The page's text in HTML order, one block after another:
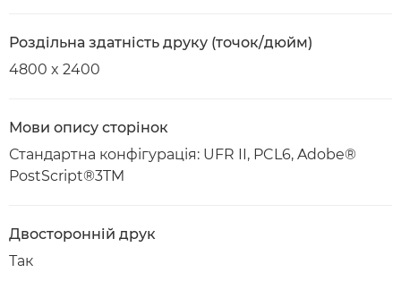
Роздільна здатність друку (точок/дюйм)
4800 x 2400
Мови опису сторінок
Стандартна конфігурація: UFR II, PCL6, Adobe®
PostScript®3TM
Двосторонній друк
Так